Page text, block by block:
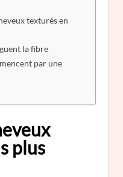
texturés en
la fibre
par une
plus